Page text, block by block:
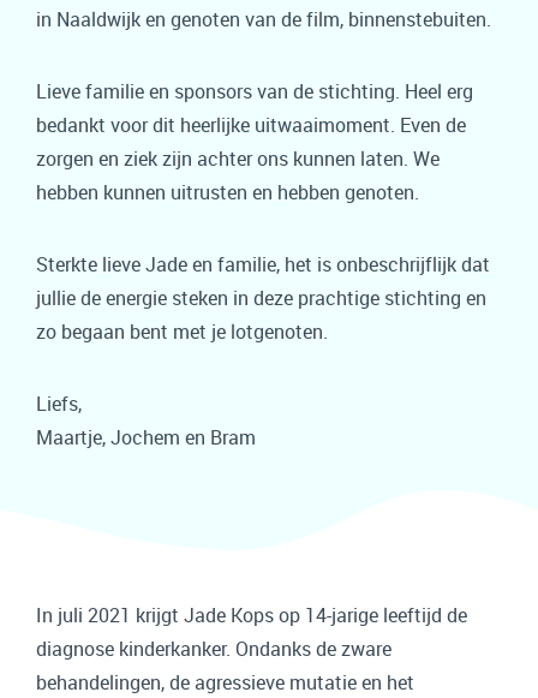
in Naaldwijk en genoten van de film, binnenstebuiten.
Lieve familie en sponsors van de stichting. Heel erg
bedankt voor dit heerlijke uitwaaimoment. Even de
zorgen en ziek zijn achter ons kunnen laten. We
hebben kunnen uitrusten en hebben genoten.
Sterkte lieve Jade en familie, het is onbeschrijflijk dat
jullie de energie steken in deze prachtige stichting en
zo begaan bent met je lotgenoten.
Liefs,
Maartje, Jochem en Bram
In juli 2021 krijgt Jade Kops op 14-jarige leeftijd de
diagnose kinderkanker. Ondanks de zware
behandelingen, de agressieve mutatie en het